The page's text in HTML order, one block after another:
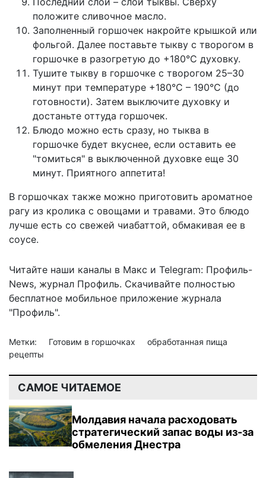
положите сливочное масло.
Заполненный горшочек накройте крышкой или
фольгой. Далее поставьте тыкву с творогом в
горшочке в разогретую до +180°C духовку.
Тушите тыкву в горшочке с творогом 25–30
минут при температуре +180°C – 190°C (до
готовности). Затем выключите духовку и
достаньте оттуда горшочек.
Блюдо можно есть сразу, но тыква в
горшочке будет вкуснее, если оставить ее
"томиться" в выключенной духовке еще 30
минут. Приятного аппетита!
В горшочках также можно приготовить ароматное
рагу из кролика с овощами и травами. Это блюдо
лучше есть со свежей чиабаттой, обмакивая ее в
соусе.
Читайте наши каналы в Макс и Telegram: Профиль-
News, журнал Профиль. Скачивайте полностью
бесплатное мобильное приложение журнала
"Профиль".
Метки: Готовим в горшочках
обработанная пища
рецепты
САМОЕ ЧИТАЕМОЕ
Молдавия начала расходовать
стратегический запас воды из-за
обмеления Днестра